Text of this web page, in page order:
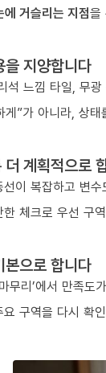
거슬리는 지점을
지양합니다
석 느낌 타일, 무
게”가 아니라, 상
계획적으로
이 복잡하고 변수
체크로 우선 구
본으로 합니다
무리’에서 만족도
구역을 다시 확